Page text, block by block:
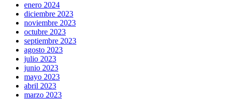
enero 2024
diciembre 2023
noviembre 2023
octubre 2023
septiembre 2023
agosto 2023
julio 2023
junio 2023
mayo 2023
abril 2023
marzo 2023